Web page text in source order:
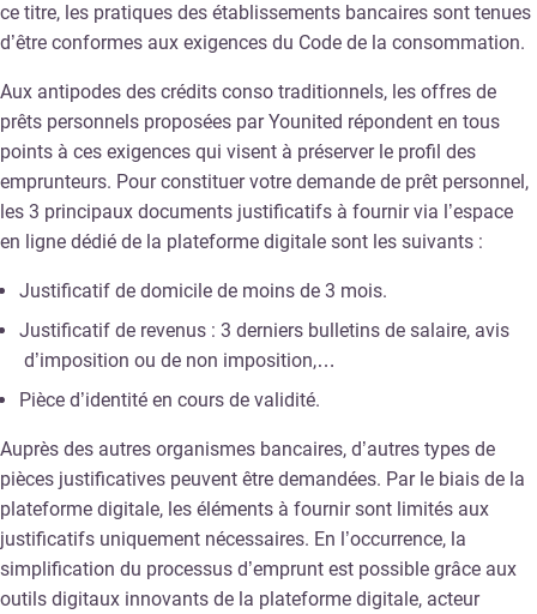
ce titre, les pratiques des établissements bancaires sont tenues
d’être conformes aux exigences du Code de la consommation.
Aux antipodes des crédits conso traditionnels, les offres de
prêts personnels proposées par Younited répondent en tous
points à ces exigences qui visent à préserver le profil des
emprunteurs. Pour constituer votre demande de prêt personnel,
les 3 principaux documents justificatifs à fournir via l’espace
en ligne dédié de la plateforme digitale sont les suivants :
Justificatif de domicile de moins de 3 mois.
Justificatif de revenus : 3 derniers bulletins de salaire, avis
d’imposition ou de non imposition,…
Pièce d’identité en cours de validité.
Auprès des autres organismes bancaires, d’autres types de
pièces justificatives peuvent être demandées. Par le biais de la
plateforme digitale, les éléments à fournir sont limités aux
justificatifs uniquement nécessaires. En l’occurrence, la
simplification du processus d’emprunt est possible grâce aux
outils digitaux innovants de la plateforme digitale, acteur